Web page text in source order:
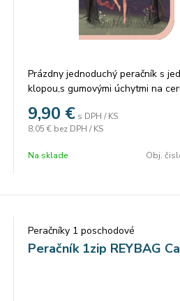
Prázdny jednoduchý peračník s
klopou,s gumovými úchytmi na
perá, vreckom na suchý zips
peniaze, gumu a prepážkou s
fóliou a rozvrhom hodín. Výška
Hĺbka 4,0 cm
9,90 € s DPH / KS
8,05 € bez DPH / KS
Na sklade Obj.
Peračníky 1 poschodové
Peračník 1zip REYBAG